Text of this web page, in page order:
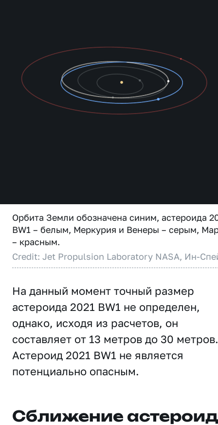
Орбита Земли обозначена синим, астероида
BW1 – белым, Меркурия и Венеры – серым,
– красным.
Credit: Jet Propulsion Laboratory NASA, Ин-
На данный момент точный размер
астероида 2021 BW1 не определен,
однако, исходя из расчетов, он
составляет от 13 метров до 30 метров.
Астероид 2021 BW1 не является
потенциально опасным.
Сближение